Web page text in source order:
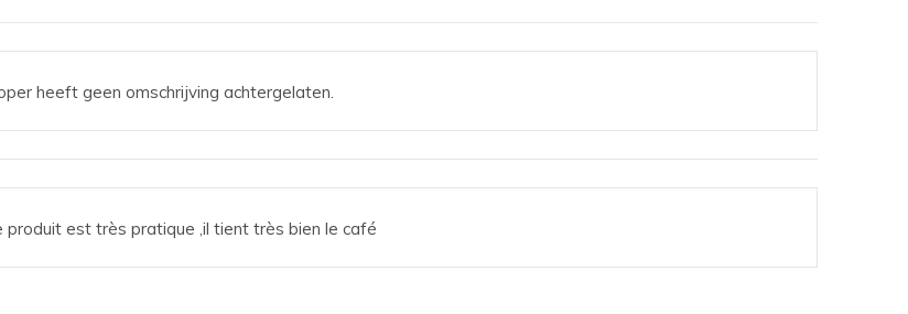
extra opbergzakje aan zijkant
ook te gebruiken voor andere
heeft geen omschrijving achtergelaten.
produit est très pratique ,il tient très bien le café